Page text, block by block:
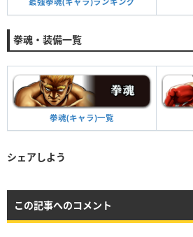
対象
効果
拳魂・装備一覧
拳魂(キャラ)一覧
シェアしよう
この記事へのコメント